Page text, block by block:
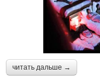
читать дальше →